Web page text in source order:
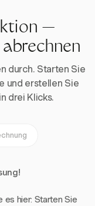
—
durch. Starten Sie
und erstellen Sie
drei Klicks.
es hier: Starten Sie